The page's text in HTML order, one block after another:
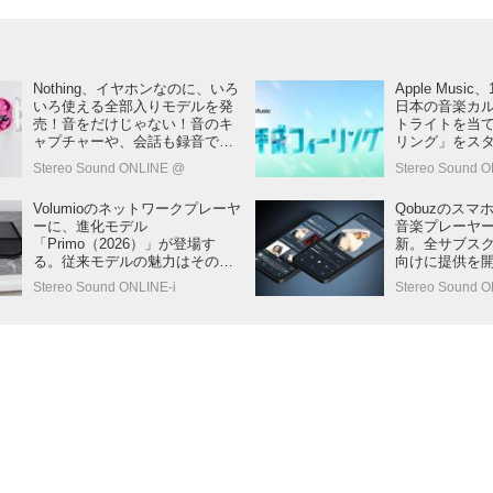
Nothing、イヤホンなのに、いろ
いろ使える全部入りモデルを発
売！音をだけじゃない！音のキ
ャプチャーや、会話も録音でき
る
Stereo Sound ONLINE @
Apple Music、
日本の音楽カ
トライトを当
リング」をス
な角度から当
にフォーカス
Stereo Sound
Volumioのネットワークプレーヤ
ーに、進化モデル
「Primo（2026）」が登場す
る。従来モデルの魅力はそのま
まに、電源部から出力段まで最
新の設計で刷新
Stereo Sound ONLINE-i
Qobuzのスマ
音楽プレーヤ
新。全サブス
向けに提供を
Stereo Sound